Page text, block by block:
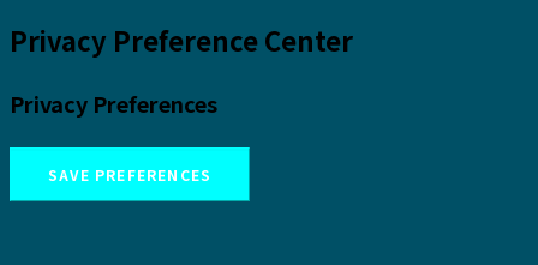
Privacy Preference Center
Privacy Preferences